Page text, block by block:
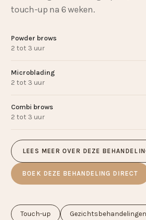
touch-up na 6 weken.
Powder brows
2 tot 3 uur
Microblading
2 tot 3 uur
Combi brows
2 tot 3 uur
LEES MEER OVER DEZE
BOEK DEZE BEHANDELING DIRECT
Touch-up Gezichtsbehandelingen